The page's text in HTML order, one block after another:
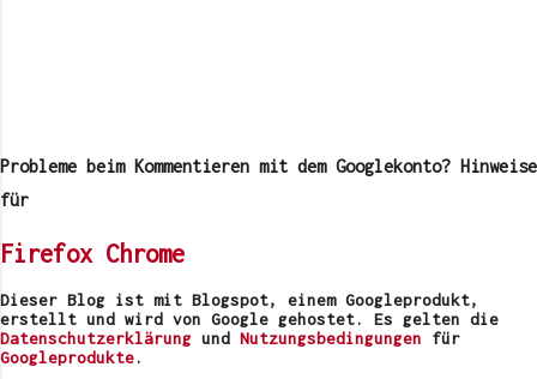
m
m
a
v
e
r
ö
Probleme beim Kommentieren mit dem Googlekonto? Hinweise
für
Firefox Chrome
Dieser Blog ist mit Blogspot, einem Googleprodukt,
erstellt und wird von Google gehostet. Es gelten die
Datenschutzerklärung und Nutzungsbedingungen für
Googleprodukte.